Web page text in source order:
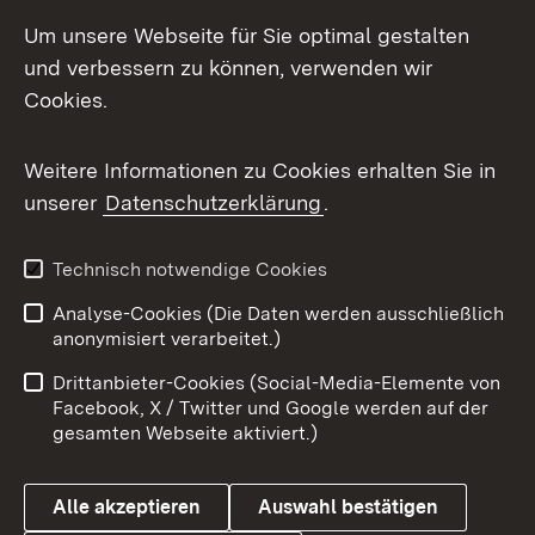
Facebook
X / Twitter
Youtube
Impressum
Kontakt
Barrierefreiheit
Datenschutz
Cookies
Um unsere Webseite für Sie optimal gestalten
und verbessern zu können, verwenden wir
Cookies.
Weitere Informationen zu Cookies erhalten Sie in
unserer Datenschutzerklärung.
Technisch notwendige Cookies
Analyse-Cookies (Die Daten werden ausschließlich
anonymisiert verarbeitet.)
Drittanbieter-Cookies (Social-Media-Elemente von
Facebook, X / Twitter und Google werden auf der
gesamten Webseite aktiviert.)
Alle akzeptieren Auswahl bestätigen